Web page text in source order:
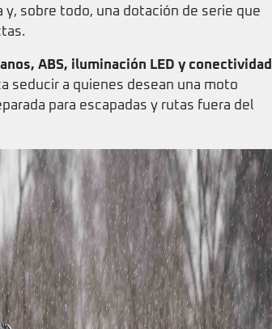
sobre todo, una dotación de serie que
ABS, iluminación LED y conectividad
seducir a quienes desean una moto
para escapadas y rutas fuera del